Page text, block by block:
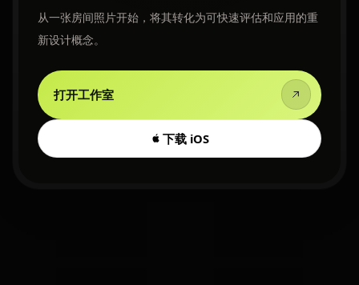
从一张房间照片开始，将其转化为可快速评估和应用的重
新设计概念。
打开工作室
下载 iOS